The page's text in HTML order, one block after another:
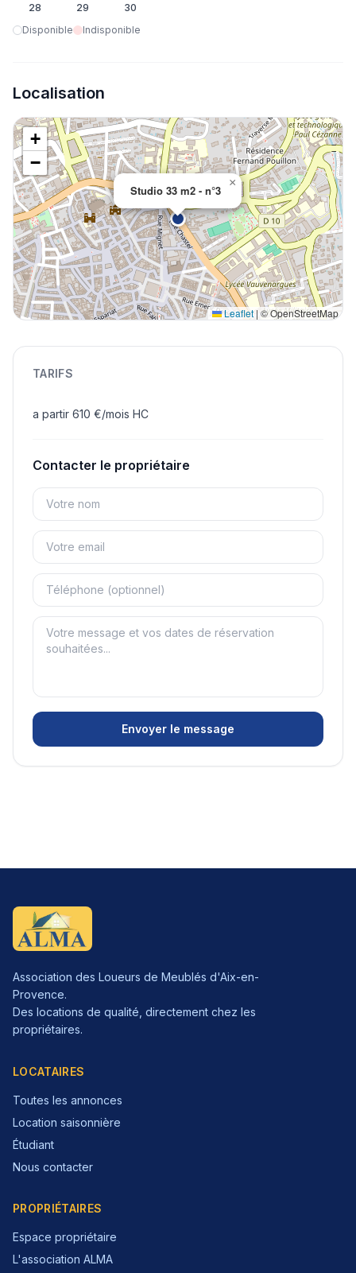
28
29
30
Disponible
Indisponible
Localisation
Studio 33 m2 - n°3
×
+
−
Leaflet | © OpenStreetMap
TARIFS
a partir 610 €/mois HC
Contacter le propriétaire
Envoyer le message
Association des Loueurs de Meublés d'Aix-en-
Provence.
Des locations de qualité, directement chez les
propriétaires.
LOCATAIRES
Toutes les annonces
Location saisonnière
Étudiant
Nous contacter
PROPRIÉTAIRES
Espace propriétaire
L'association ALMA